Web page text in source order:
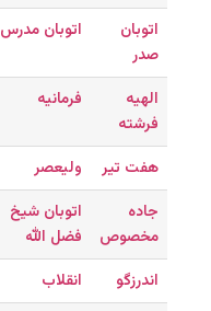
اتوبان
صدر
اتوبان مدرس
الهیه
فرشته
فرمانیه
هفت تیر
ولیعصر
جاده
مخصوص
اتوبان شیخ
فضل الله
اندرزگو
انقلاب